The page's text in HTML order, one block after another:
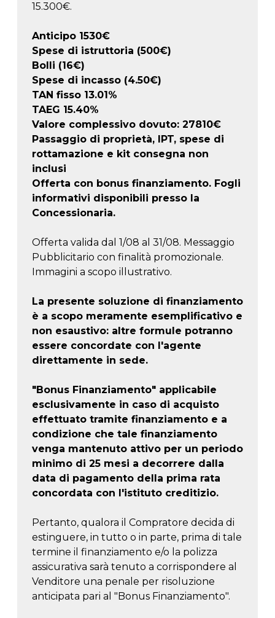
15.300€.
Anticipo 1530€
Spese di istruttoria (500€)
Bolli (16€)
Spese di incasso (4.50€)
TAN fisso 13.01%
TAEG 15.40%
Valore complessivo dovuto: 27810€
Passaggio di proprietà, IPT, spese di
rottamazione e kit consegna non
inclusi
Offerta con bonus finanziamento. Fogli
informativi disponibili presso la
Concessionaria.
Offerta valida dal 1/08 al 31/08. Messaggio
Pubblicitario con finalità promozionale.
Immagini a scopo illustrativo.
La presente soluzione di finanziamento
è a scopo meramente esemplificativo e
non esaustivo: altre formule potranno
essere concordate con l'agente
direttamente in sede.
"Bonus Finanziamento" applicabile
esclusivamente in caso di acquisto
effettuato tramite finanziamento e a
condizione che tale finanziamento
venga mantenuto attivo per un periodo
minimo di 25 mesi a decorrere dalla
data di pagamento della prima rata
concordata con l'istituto creditizio.
Pertanto, qualora il Compratore decida di
estinguere, in tutto o in parte, prima di tale
termine il finanziamento e/o la polizza
assicurativa sarà tenuto a corrispondere al
Venditore una penale per risoluzione
anticipata pari al "Bonus Finanziamento".